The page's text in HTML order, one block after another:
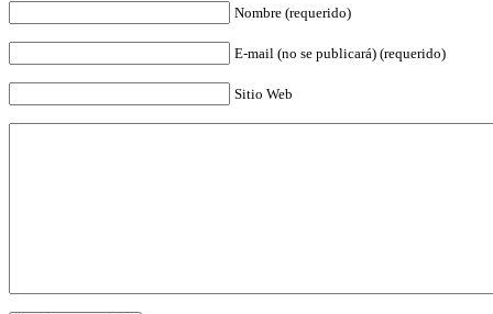
Nombre (requerido)
E-mail (no se publicará) (requerido)
Sitio Web